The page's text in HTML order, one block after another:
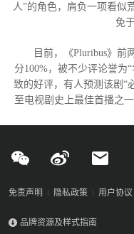
人”的角色，肩负一项看
免
目前，《Pluribus》前两
分100%，被不少评论誉为
致的好评，有人预测该剧“
至电视剧史上最佳首播之
免责声明 隐私政策 用户协议
品牌资源及样式指南